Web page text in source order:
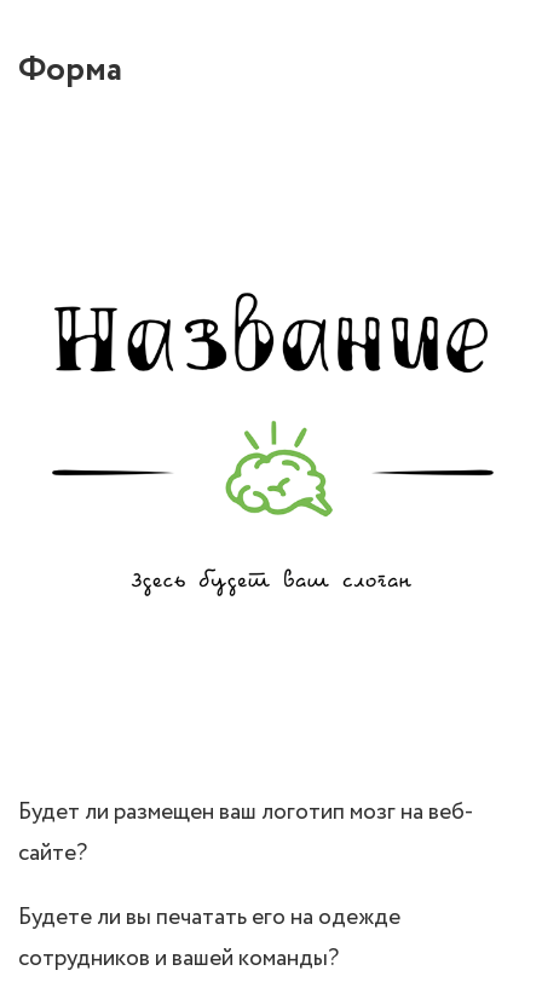
Форма
Будет ли размещен ваш логотип мозг на веб-
сайте?
Будете ли вы печатать его на одежде
сотрудников и вашей команды?